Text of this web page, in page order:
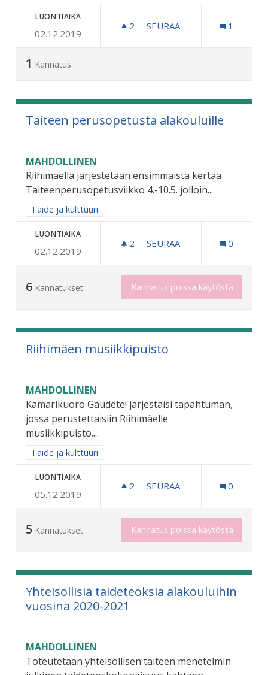
LUONTIAIKA
02.12.2019
2 2 SEURAAJAA
SEURAA 1
1 Kannatus
Taiteen perusopetusta alakouluille
MAHDOLLINEN
Riihimäellä järjestetään ensimmäistä kertaa
Taiteenperusopetusviikko 4.-10.5. jolloin...
Rajaa tulokset aihepiirin mukaan: Taide ja kulttuuri
Taide ja kulttuuri
LUONTIAIKA
02.12.2019
2 2 SEURAAJAA
SEURAA 0
6 Kannatukset Kannatus poissa käytöstä
Riihimäen musiikkipuisto
MAHDOLLINEN
Kamarikuoro Gaudete! järjestäisi tapahtuman,
jossa perustettaisiin Riihimäelle
musiikkipuisto....
Rajaa tulokset aihepiirin mukaan: Taide ja kulttuuri
Taide ja kulttuuri
LUONTIAIKA
05.12.2019
2 2 SEURAAJAA
SEURAA 0
5 Kannatukset Kannatus poissa käytöstä
Yhteisöllisiä taideteoksia alakouluihin
vuosina 2020-2021
MAHDOLLINEN
Toteutetaan yhteisöllisen taiteen menetelmin